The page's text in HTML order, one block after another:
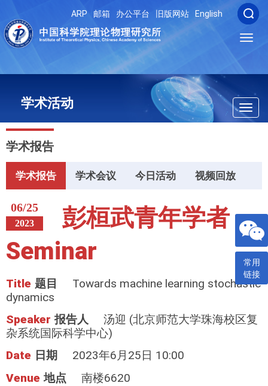
ARP 邮箱 办公平台 旧版网站 English
学术活动
学术报告
学术报告 学术会议 今日活动 视频回放
06/25
2023
彭桓武青年学者
Seminar
Title 题目
Towards machine learning stochastic
dynamics
Speaker 报告人
汤迎 (北京师范大学珠海校区复
杂系统国际科学中心)
Date 日期
2023年6月25日 10:00
Venue 地点
南楼6620
常用
链接